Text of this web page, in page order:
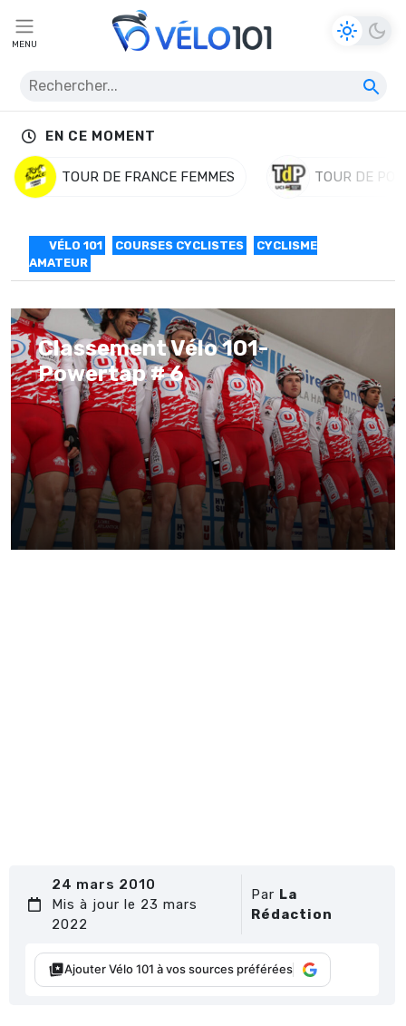
MENU
EN CE MOMENT
TOUR DE FRANCE FEMMES TOUR DE
VÉLO 101 COURSES CYCLISTES
CYCLISME
AMATEUR
Classement Vélo 101-
Powertap # 6
24 mars 2010
Mis à jour le 23 mars
2022
Par La
Rédaction
Ajouter Vélo 101 à vos sources préférées